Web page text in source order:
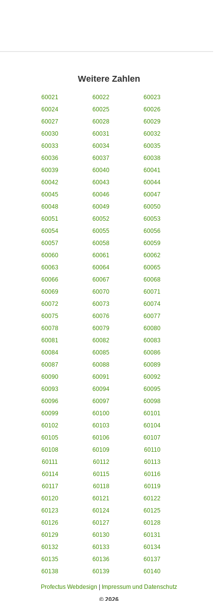
Weitere Zahlen
60021 60022
60023
60024
60025
60026
60027
60028
60029
60030
60031
60032
60033
60034
60035
60036
60037
60038
60039
60040
60041
60042
60043
60044
60045
60046
60047
60048
60049
60050
60051
60052
60053
60054
60055
60056
60057
60058
60059
60060
60061
60062
60063
60064
60065
60066
60067
60068
60069
60070
60071
60072
60073
60074
60075
60076
60077
60078
60079
60080
60081
60082
60083
60084
60085
60086
60087
60088
60089
60090
60091
60092
60093
60094
60095
60096
60097
60098
60099
60100
60101
60102
60103
60104
60105
60106
60107
60108
60109
60110
60111
60112
60113
60114
60115
60116
60117
60118
60119
60120
60121
60122
60123
60124
60125
60126
60127
60128
60129
60130
60131
60132
60133
60134
60135
60136
60137
60138
60139 60140
Profectus Webdesign
Impressum und Datenschutz